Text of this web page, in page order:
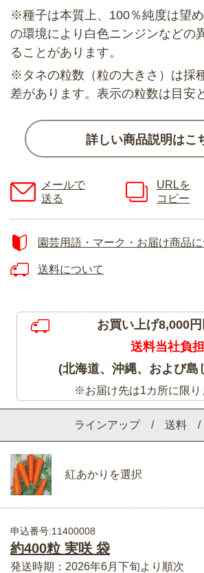
ラインアップ / 送料
紅あかりを選択
申込番号:11400008
約400粒 実咲 袋
発送時期：2026年6月下旬より順次
※種子は本質上、100％純度は望
の環境により白色ニンジンなどの
ることがあります。
※タネの粒数（粒の大きさ）は採
差があります。表示の粒数は目安
詳しい商品説明はこ
メールで
送る
URLを
コピー
園芸用語・マーク・お届け商品
送料について
お買い上げ8,000
送料当社負担
(北海道、沖縄、および島
※お届け先は1カ所に限り